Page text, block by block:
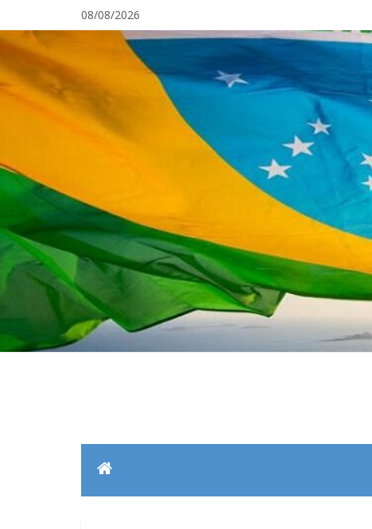
para
conteúdo
08/08/2026